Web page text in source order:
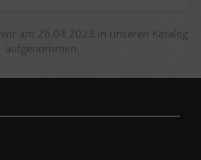
am 26.04.2023 in unseren Katalog
aufgenommen.